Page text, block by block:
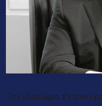
Την ίδια ώρα, έντονη